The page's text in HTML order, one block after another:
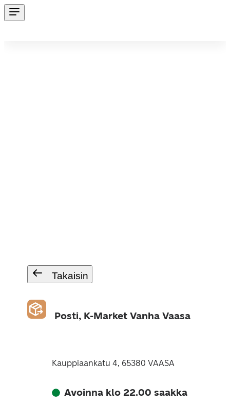
Takaisin
Posti, K-Market Vanha Vaasa
Kauppiaankatu 4, 65380 VAASA
Avoinna klo 22.00 saakka